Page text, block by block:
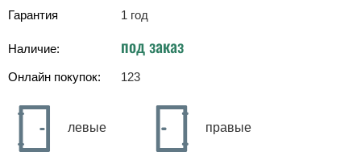
Гарантия
1 год
Наличие: под заказ
Онлайн покупок: 123
левые правые